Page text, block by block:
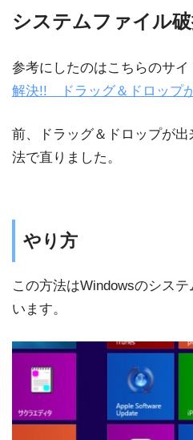
システムファイル
参考にしたのはこちらのサイ
解決!! ドラッグ＆ドロップ
前、ドラッグ＆ドロップが
法で直りました。
やり方
この方法はWindowsのシス
います。